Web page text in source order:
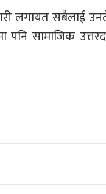
लगायत सबैलाई
सामाजिक